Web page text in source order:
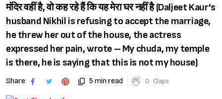
मंदिर वहीं है, वो कह रहे हैं कि यह मेरा घर नहीं है (Daljeet Kaur’s
husband Nikhil is refusing to accept the marriage,
he threw her out of the house, the actress
expressed her pain, wrote – My chuda, my temple
is there, he is saying that this is not my house)
Share 5 min read 0 Claps